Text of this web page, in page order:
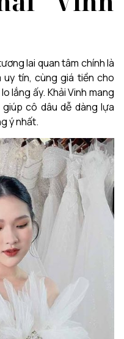
lai quan tâm chính là
uy tín, cùng giá tiền cho
lắng ấy. Khải Vinh mang
cô dâu dễ dàng lựa
ý nhất.